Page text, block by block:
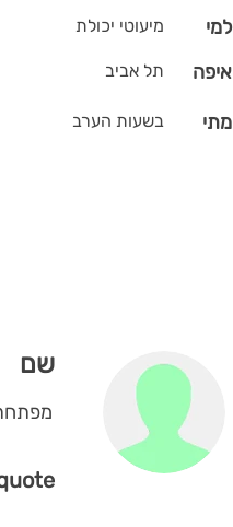
מיעוטי יכולת למי
תל אביב איפה
בשעות הערב מתי
שם